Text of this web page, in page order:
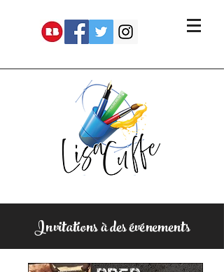
Invitations à des événements